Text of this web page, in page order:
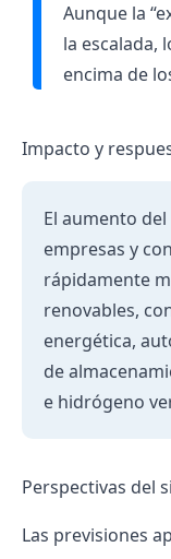
Aunque la
la escalada,
encima de
Impacto y
El aumento
empresas y
rápidamente
renovables,
energética,
de
e hidrógeno
Perspectivas del
Las previsiones